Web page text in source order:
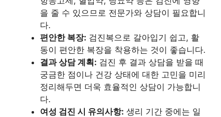
을 줄 수 있으므로 전문가와 상담이 필요합니
다.
편안한 복장: 검진복으로 갈아입기 쉽고, 활
동이 편안한 복장을 착용하는 것이 좋습니다.
결과 상담 계획: 검진 후 결과 상담을 받을 때
궁금한 점이나 건강 상태에 대한 고민을 미리
정리해두면 더욱 효율적인 상담이 가능합니
다.
여성 검진 시 유의사항: 생리 기간 중에는 일